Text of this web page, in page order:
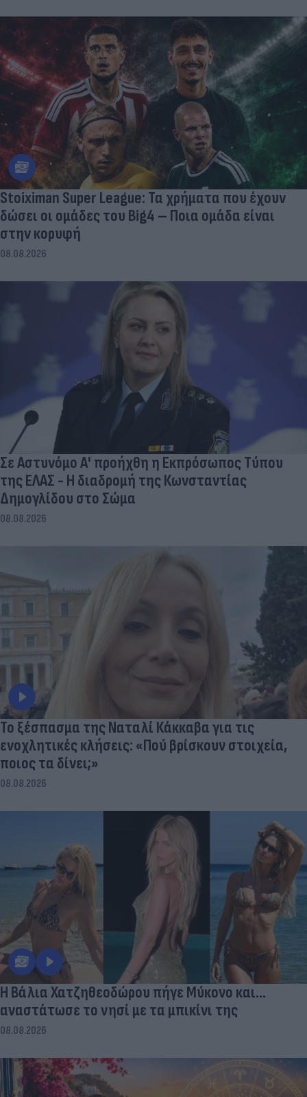
Stoiximan Super League: Τα χρήματα που έχουν
δώσει οι ομάδες του Big4 – Ποια ομάδα είναι
στην κορυφή
08.08.2026
Σε Αστυνόμο Α' προήχθη η Εκπρόσωπος Τύπου
της ΕΛΑΣ - Η διαδρομή της Κωνσταντίας
Δημογλίδου στο Σώμα
08.08.2026
Το ξέσπασμα της Ναταλί Κάκκαβα για τις
ενοχλητικές κλήσεις: «Πού βρίσκουν στοιχεία,
ποιος τα δίνει;»
08.08.2026
Η Βάλια Χατζηθεοδώρου πήγε Μύκονο και...
αναστάτωσε το νησί με τα μπικίνι της
08.08.2026